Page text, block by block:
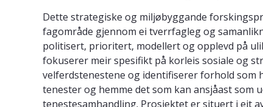
Dette strategiske og miljøbyggande
fagområde gjennom ei tverrfagleg og
politisert, prioritert, modellert og opplevd på
fokuserer meir spesifikt på korleis sosiale og
velferdstenestene og identifiserer forhold
tenester og hemme det som kan ansjåast
tenestesamhandling. Prosjektet er situert i eit